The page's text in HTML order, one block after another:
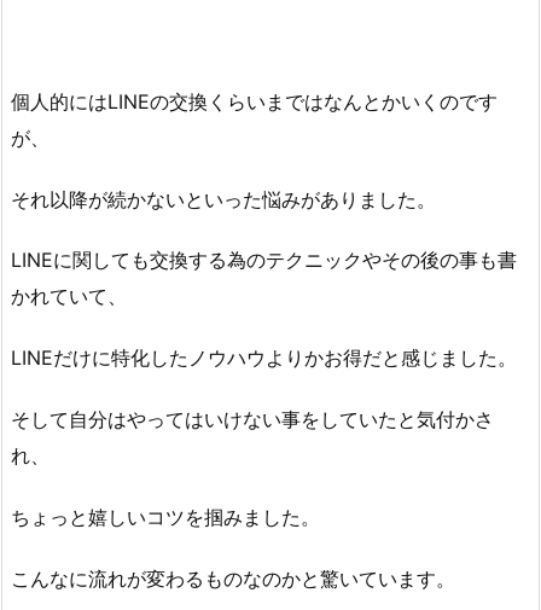
個人的にはLINEの交換くらいまではなんとかいくのです
が、
それ以降が続かないといった悩みがありました。
LINEに関しても交換する為のテクニックやその後の事も書
かれていて、
LINEだけに特化したノウハウよりかお得だと感じました。
そして自分はやってはいけない事をしていたと気付かさ
れ、
ちょっと嬉しいコツを掴みました。
こんなに流れが変わるものなのかと驚いています。